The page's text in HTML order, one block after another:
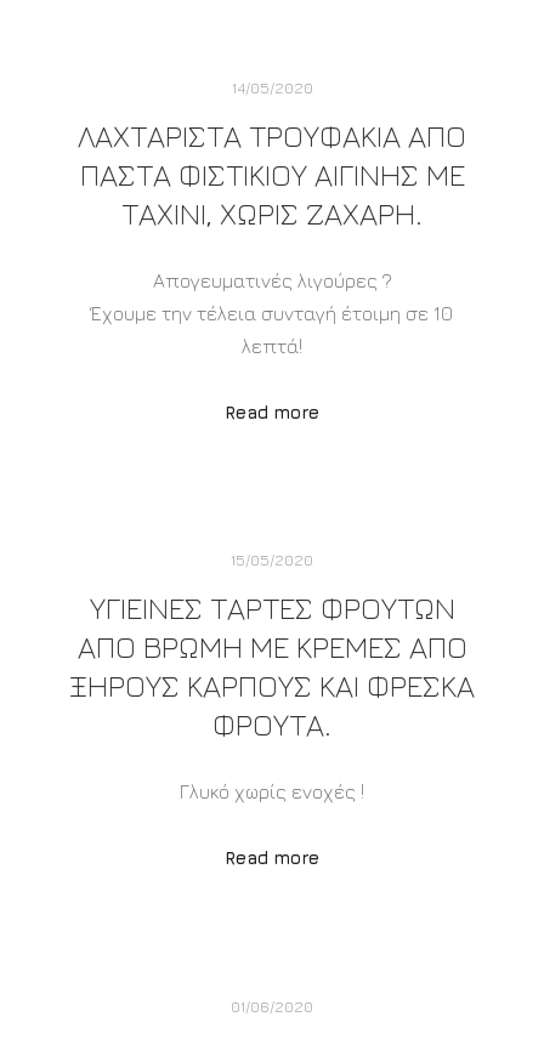
14/05/2020
ΛΑΧΤΑΡΙΣΤΑ ΤΡΟΥΦΑΚΙΑ ΑΠΟ
ΠΑΣΤΑ ΦΙΣΤΙΚΙΟΥ ΑΙΓΙΝΗΣ ΜΕ
ΤΑΧΙΝΙ, ΧΩΡΙΣ ΖΑΧΑΡΗ.
Απογευματινές λιγούρες ?
Έχουμε την τέλεια συνταγή έτοιμη σε 10
λεπτά!
Read more
15/05/2020
ΥΓΙΕΙΝΈΣ ΤΆΡΤΕΣ ΦΡΟΎΤΩΝ
ΑΠΌ ΒΡΏΜΗ ΜΕ ΚΡΈΜΕΣ ΑΠΌ
ΞΗΡΟΎΣ ΚΑΡΠΟΎΣ ΚΑΙ ΦΡΈΣΚΑ
ΦΡΟΎΤΑ.
Γλυκό χωρίς ενοχές !
Read more
01/06/2020